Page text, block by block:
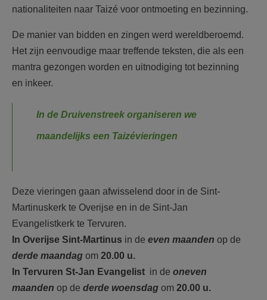
nationaliteiten naar Taizé voor ontmoeting en bezinning.
De manier van bidden en zingen werd wereldberoemd.
Het zijn eenvoudige maar treffende teksten, die als een
mantra gezongen worden en uitnodiging tot bezinning
en inkeer.
In de Druivenstreek organiseren we
maandelijks een Taizévieringen
Deze vieringen gaan afwisselend door in de Sint-
Martinuskerk te Overijse en in de Sint-Jan
Evangelistkerk te Tervuren.
In Overijse Sint-Martinus in de even maanden op de
derde maandag om 20.00 u.
In Tervuren St-Jan Evangelist in de oneven
maanden op de derde woensdag om 20.00 u.